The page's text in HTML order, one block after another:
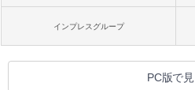
インプレスグループ
PC版で